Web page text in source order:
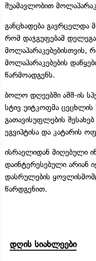
შუამავლობით
განცხადება გავრცელდა
რომ დაჯგუფებამ
მოლაპარაკებებისთვის,
მოლაპარაკებების
წარმოადგენს.
ბოლო დღეებში აშშ-ის
სტივ უიტკოფმა ცეცხლის
გათავისუფლების
ეგვიპტისა და კატარის
ისრაელიდან მიღებული
დაინტერესებული არიან
დასრულების
წარდგენით.
დღის სიახლეები